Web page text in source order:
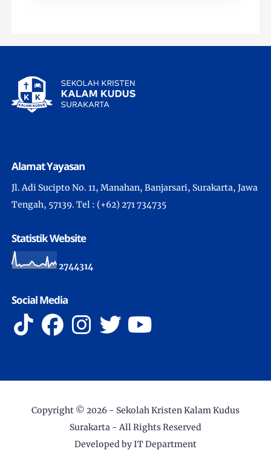
Alamat Yayasan
Jl. Adi Sucipto No. 11, Manahan, Banjarsari, Surakarta, Jawa
Tengah, 57139. Tel : (+62) 271 734735
Statistik Website
2744314
Social Media
Copyright © 2026 - Sekolah Kristen Kalam Kudus
Surakarta - All Rights Reserved
Developed by IT Department